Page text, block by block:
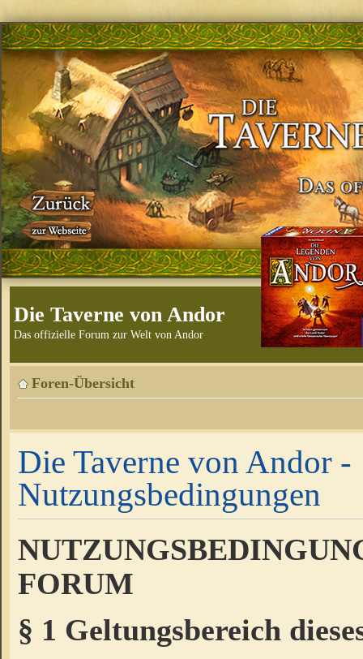
Die Taverne von Andor
Das offizielle Forum zur Welt von Andor
Foren-Übersicht
Die Taverne von Andor -
Nutzungsbedingungen
FORUM
§ 1 Geltungsbereich